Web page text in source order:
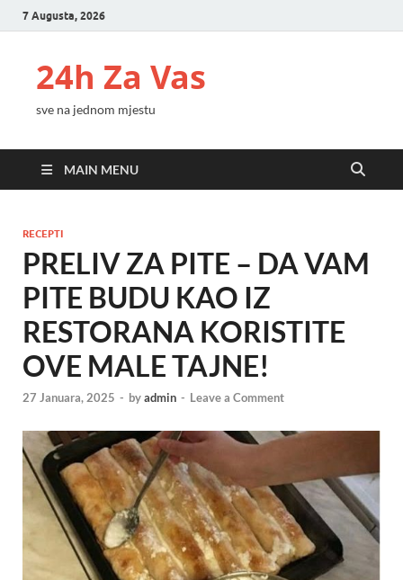
7 Augusta, 2026
24h Za Vas
sve na jednom mjestu
MAIN MENU
RECEPTI
PRELIV ZA PITE – DA VAM
PITE BUDU KAO IZ
RESTORANA KORISTITE
OVE MALE TAJNE!
27 Januara, 2025 - byadmin - Leave a Comment